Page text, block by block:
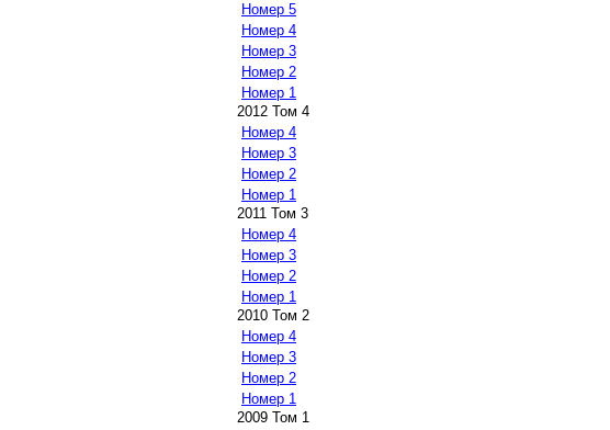
Номер 5
Номер 4
Номер 3
Номер 2
Номер 1
2012 Том 4
Номер 4
Номер 3
Номер 2
Номер 1
2011 Том 3
Номер 4
Номер 3
Номер 2
Номер 1
2010 Том 2
Номер 4
Номер 3
Номер 2
Номер 1
2009 Том 1